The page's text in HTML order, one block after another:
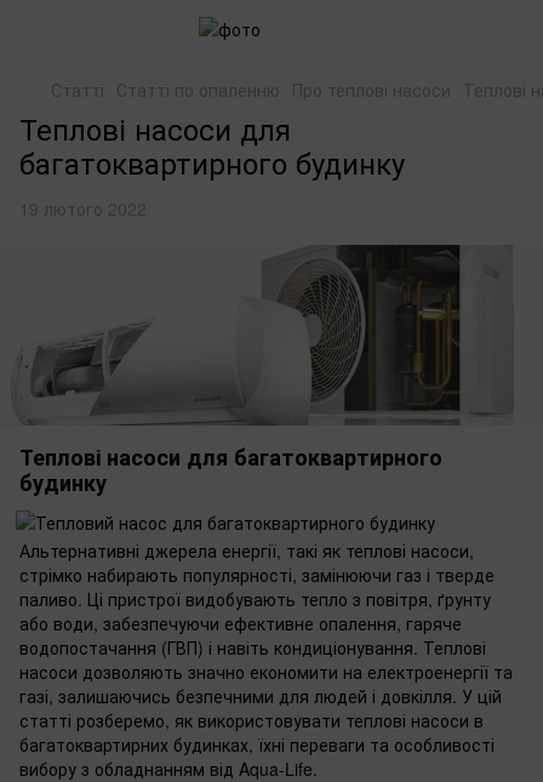
Статті Статті по опаленню Про теплові насоси Теплові
Теплові насоси для
багатоквартирного будинку
19 лютого 2022
Теплові насоси для багатоквартирного
будинку
Альтернативні джерела енергії, такі як теплові насоси,
стрімко набирають популярності, замінюючи газ і тверде
паливо. Ці пристрої видобувають тепло з повітря, ґрунту
або води, забезпечуючи ефективне опалення, гаряче
водопостачання (ГВП) і навіть кондиціонування. Теплові
насоси дозволяють значно економити на електроенергії та
газі, залишаючись безпечними для людей і довкілля. У цій
статті розберемо, як використовувати теплові насоси в
багатоквартирних будинках, їхні переваги та особливості
вибору з обладнанням від Aqua-Life.